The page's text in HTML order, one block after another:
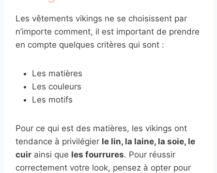
Les vêtements vikings ne se choisissent par
n’importe comment, il est important de prendre
en compte quelques critères qui sont :
Les matières
Les couleurs
Les motifs
Pour ce qui est des matières, les vikings ont
tendance à privilégier le lin, la laine, la soie, le
cuir ainsi que les fourrures. Pour réussir
correctement votre look, pensez à opter pour